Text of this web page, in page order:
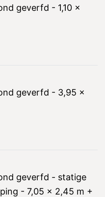
geverfd - 1,10 x
geverfd - 3,95 x
geverfd - statige
- 7,05 x 2,45 m +